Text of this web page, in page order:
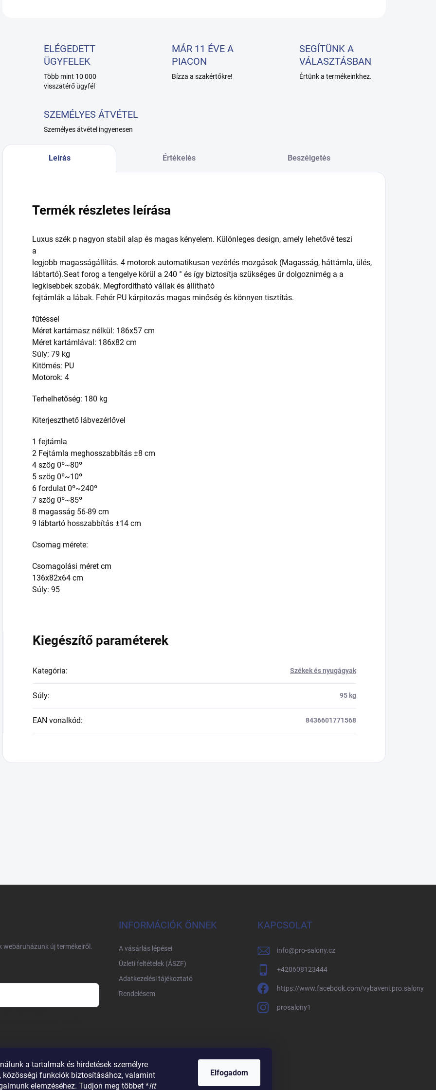
a tartalmak és hirdetések személyre
közösségi funkciók biztosításához, valamint
elemzéséhez. Tudjon meg többet *itt
Elfogadom
ELÉGEDETT
ÜGYFELEK
Több mint 10 000
visszatérő ügyfél
MÁR 11 ÉVE A
PIACON
Bízza a szakértőkre!
SEGÍTÜNK A
VÁLASZTÁSBAN
Értünk a termékeinkhez.
SZEMÉLYES ÁTVÉTEL
Személyes átvétel ingyenesen
Leírás Értékelés Beszélgetés
Termék részletes leírása
Luxus szék p nagyon stabil alap és magas kényelem. Különleges design, amely lehetővé teszi
a
legjobb magasságállítás. 4 motorok automatikusan vezérlés mozgások (Magasság, háttámla, ülés,
lábtartó).Seat forog a tengelye körül a 240 ° és így biztosítja szükséges űr dolgoznimég a a
legkisebbek szobák. Megfordítható vállak és állítható
fejtámlák a lábak. Fehér PU kárpitozás magas minőség és könnyen tisztítás.
fűtéssel
Méret kartámasz nélkül: 186x57 cm
Méret kartámlával: 186x82 cm
Súly: 79 kg
Kitömés: PU
Motorok: 4
Terhelhetőség: 180 kg
Kiterjeszthető lábvezérlővel
1 fejtámla
2 Fejtámla meghosszabbítás ±8 cm
4 szög 0º~80º
5 szög 0º~10º
6 fordulat 0º~240º
7 szög 0º~85º
8 magasság 56-89 cm
9 lábtartó hosszabbítás ±14 cm
Csomag mérete:
Csomagolási méret cm
136x82x64 cm
Súly: 95
Kiegészítő paraméterek
Kategória: Székek és nyugágyak
Súly: 95 kg
EAN vonalkód: 8436601771568
webáruházunk új termékeiről.
INFORMÁCIÓK ÖNNEK
A vásárlás lépései
Üzleti feltételek (ÁSZF)
Adatkezelési tájékoztató
Rendelésem
KAPCSOLAT
info@pro-salony.cz
+420608123444
https://www.facebook.com/vybaveni.pro.salony
prosalony1